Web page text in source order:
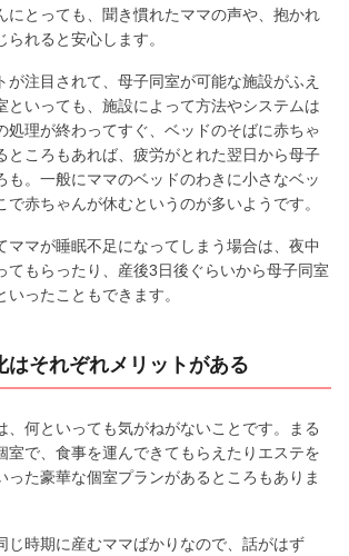
にとっても、聞き慣れたママの声や、抱かれ
れると安心します。
注目されて、母子同室が可能な施設がふえ
といっても、施設によって方法やシステムは
処理が終わってすぐ、ベッドのそばに赤ちゃ
ところもあれば、疲労がとれた翌日から母子
も。一般にママのベッドのわきに小さなベッ
で赤ちゃんが休むというのが多いようです。
マが睡眠不足になってしまう場合は、夜中
てもらったり、産後3日後ぐらいから母子同室
ったこともできます。
はそれぞれメリットがある
何といっても気がねがないことです。まる
室で、食事を運んできてもらえたりエステを
った豪華な個室プランがあるところもありま
時期に産むママばかりなので、話がはず